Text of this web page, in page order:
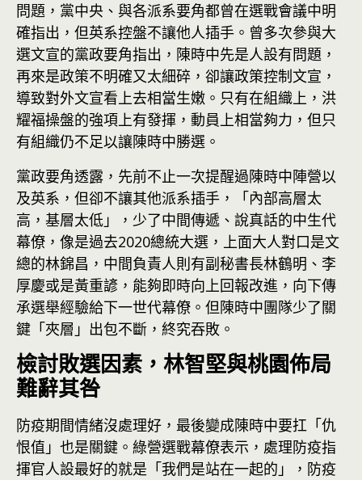
問題，黨中央、與各派系要角都曾在選戰會議中明
確指出，但英系控盤不讓他人插手。曾多次參與大
選文宣的黨政要角指出，陳時中先是人設有問題，
再來是政策不明確又太細碎，卻讓政策控制文宣，
導致對外文宣看上去相當生嫩。只有在組織上，洪
耀福操盤的強項上有發揮，動員上相當夠力，但只
有組織仍不足以讓陳時中勝選。
黨政要角透露，先前不止一次提醒過陳時中陣營以
及英系，但卻不讓其他派系插手，「內部高層太
高，基層太低」，少了中間傳遞、說真話的中生代
幕僚，像是過去2020總統大選，上面大人對口是文
總的林錦昌，中間負責人則有副秘書長林鶴明、李
厚慶或是黃重諺，能夠即時向上回報改進，向下傳
承選舉經驗給下一世代幕僚。但陳時中團隊少了關
鍵「夾層」出包不斷，終究吞敗。
檢討敗選因素，林智堅與桃園佈局
難辭其咎
防疫期間情緒沒處理好，最後變成陳時中要扛「仇
恨值」也是關鍵。綠營選戰幕僚表示，處理防疫指
揮官人設最好的就是「我們是站在一起的」，防疫